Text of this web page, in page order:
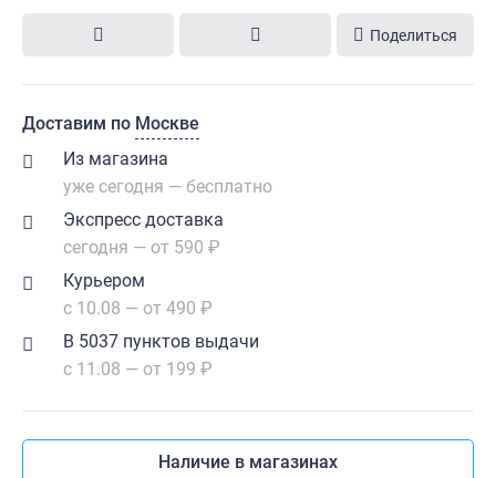
Поделиться
Доставим по Москве
Из магазина
уже сегодня — бесплатно
Экспресс доставка
сегодня — от 590 ₽
Курьером
с 10.08 — от 490 ₽
В 5037 пунктов выдачи
с 11.08 — от 199 ₽
Наличие в магазинах